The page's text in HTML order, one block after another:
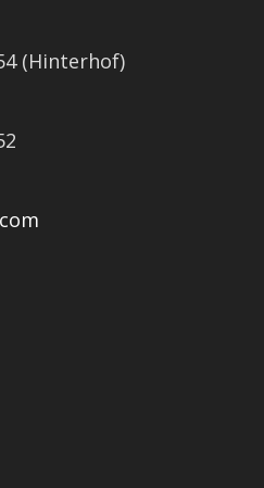
(Hinterhof)